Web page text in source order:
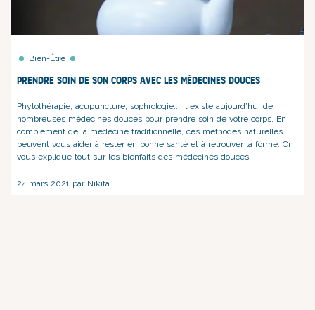
Bien-Être
Prendre soin de son corps avec les médecines douces
Phytothérapie, acupuncture, sophrologie... Il existe aujourd’hui de
nombreuses médecines douces pour prendre soin de votre corps. En
complément de la médecine traditionnelle, ces méthodes naturelles
peuvent vous aider à rester en bonne santé et à retrouver la forme. On
vous explique tout sur les bienfaits des médecines douces.
24 mars 2021 par Nikita